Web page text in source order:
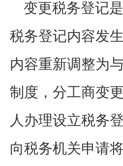
变更税务登记
税务登记内容发
内容重新调整为
制度，分工商变
人办理设立税务
向税务机关申请